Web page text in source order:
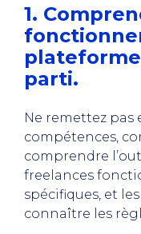
1.
parti.
Ne remettez pas
compétences,
comprendre
freelances
spécifiques, et
connaître les